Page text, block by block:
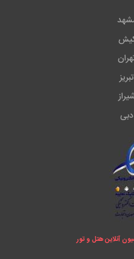
آنلاین هتل و تور